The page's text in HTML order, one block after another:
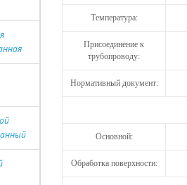
Температура:
Присоединение к
трубопроводу:
Нормативный документ:
Основной:
Обработка поверхности: